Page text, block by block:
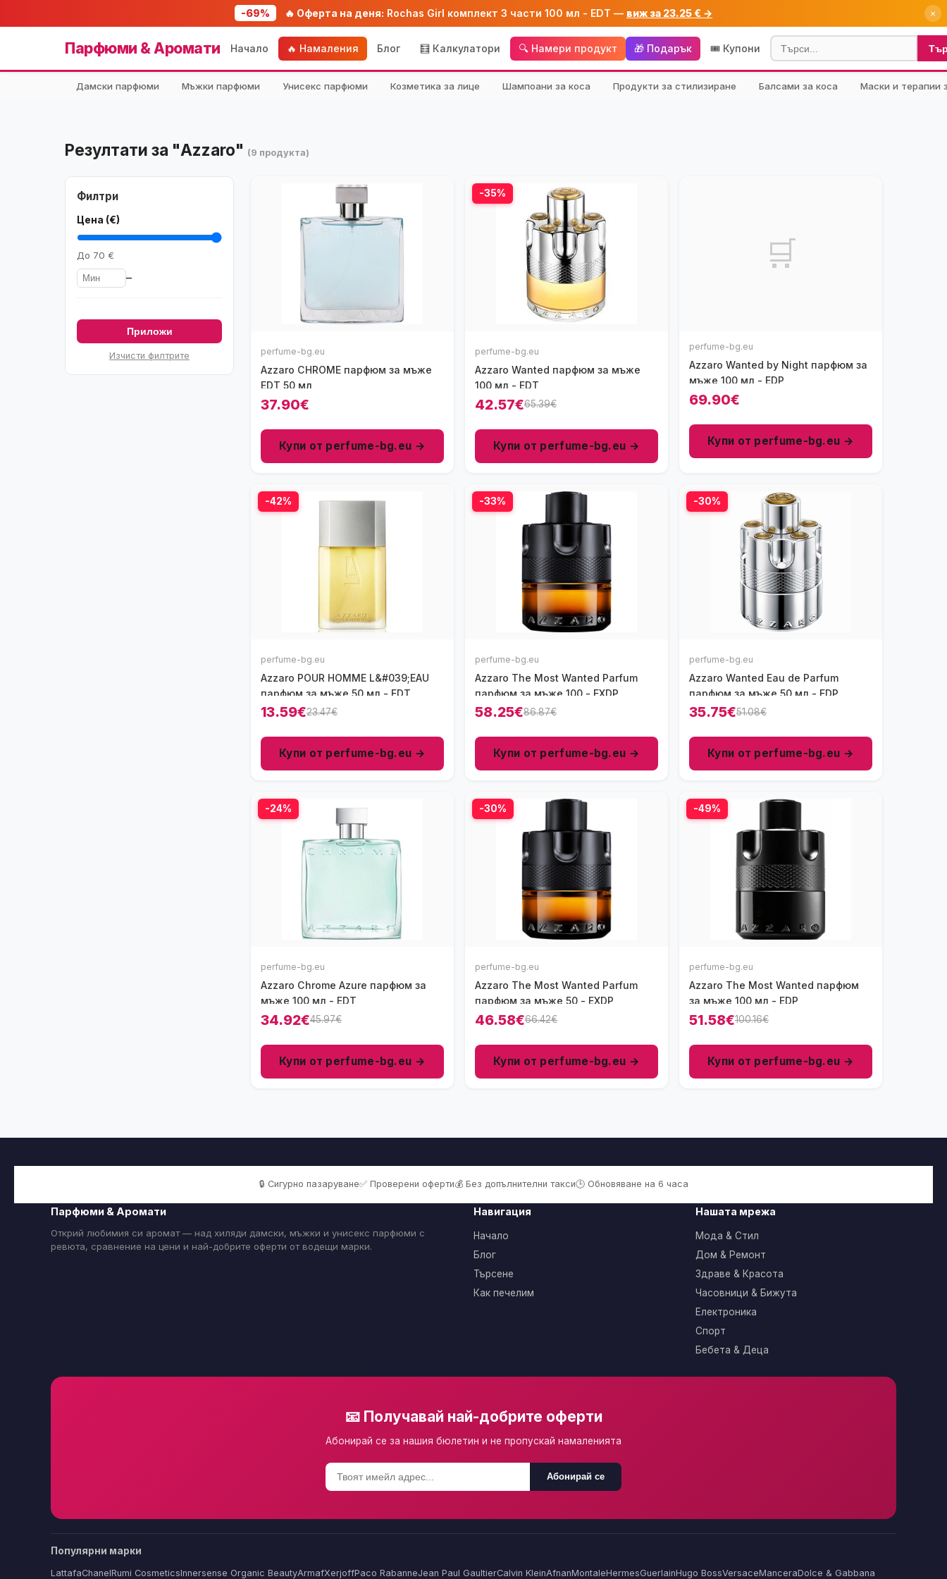
-69% 🔥 Оферта на деня: Rochas Girl комплект 3 части 100 мл - EDT — виж за 23.25 € → ×
Парфюми & Аромати Начало 🔥 Намаления Блог 🧮 Калкулатори 🔍 Намери продукт 🎁 Подарък 🎟️ Купони
Дамски парфюми Мъжки парфюми Унисекс парфюми Козметика за лице Шампоани за коса Продукти за стилизиране Балсами за коса Маски и терапии
Резултати за "Azzaro" (9 продукта)
Филтри
Цена (€)
До 70 €
–
Приложи
Изчисти филтрите perfume-bg.eu
Azzaro CHROME парфюм за мъже
EDT 50 мл
37.90€
Купи от perfume-bg.eu →
-35%
perfume-bg.eu
Azzaro Wanted парфюм за мъже
100 мл - EDT
42.57€65.39€
Купи от perfume-bg.eu →
🛒
perfume-bg.eu
Azzaro Wanted by Night парфюм за
мъже 100 мл - EDP
69.90€
Купи от perfume-bg.eu →
-42%
perfume-bg.eu
Azzaro POUR HOMME L&#039;EAU
парфюм за мъже 50 мл - EDT
13.59€23.47€
Купи от perfume-bg.eu →
-33%
perfume-bg.eu
Azzaro The Most Wanted Parfum
парфюм за мъже 100 - EXDP
58.25€86.87€
Купи от perfume-bg.eu →
-30%
perfume-bg.eu
Azzaro Wanted Eau de Parfum
парфюм за мъже 50 мл - EDP
35.75€51.08€
Купи от perfume-bg.eu →
-24%
perfume-bg.eu
Azzaro Chrome Azure парфюм за
мъже 100 мл - EDT
34.92€45.97€
Купи от perfume-bg.eu →
-30%
perfume-bg.eu
Azzaro The Most Wanted Parfum
парфюм за мъже 50 - EXDP
46.58€66.42€
Купи от perfume-bg.eu →
-49%
perfume-bg.eu
Azzaro The Most Wanted парфюм
за мъже 100 мл - EDP
51.58€100.16€
Купи от perfume-bg.eu →
🔒 Сигурно пазаруване✅ Проверени оферти💰 Без допълнителни такси🕒 Обновяване на 6 часа
Парфюми & Аромати
Открий любимия си аромат — над хиляди дамски, мъжки и унисекс парфюми с
ревюта, сравнение на цени и най-добрите оферти от водещи марки.
Навигация
Начало
Блог
Търсене
Как печелим
Нашата мрежа
Мода & Стил
Дом & Ремонт
Здраве & Красота
Часовници & Бижута
Електроника
Спорт
Бебета & Деца
📧 Получавай най-добрите оферти
Абонирай се за нашия бюлетин и не пропускай намаленията
Абонирай се
Популярни марки
LattafaChanelRumi CosmeticsInnersense Organic BeautyArmafXerjoffPaco RabanneJean Paul GaultierCalvin KleinAfnanMontaleHermesGuerlainHugo BossVersaceManceraDolce & Gabbana